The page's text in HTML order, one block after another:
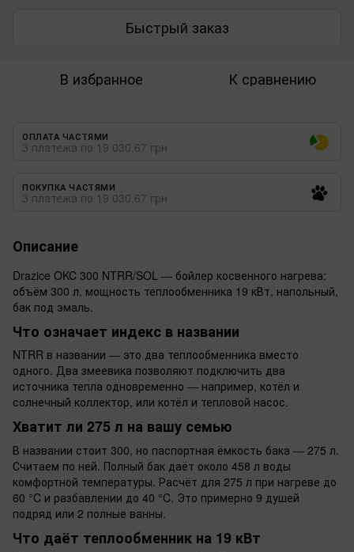
Быстрый заказ
В избранное К сравнению
ОПЛАТА ЧАСТЯМИ
3 платежа по 19 030.67 грн
ПОКУПКА ЧАСТЯМИ
3 платежа по 19 030.67 грн
Описание
Drazice OKC 300 NTRR/SOL — бойлер косвенного нагрева:
объём 300 л, мощность теплообменника 19 кВт, напольный,
бак под эмаль.
Что означает индекс в названии
NTRR в названии — это два теплообменника вместо
одного. Два змеевика позволяют подключить два
источника тепла одновременно — например, котёл и
солнечный коллектор, или котёл и тепловой насос.
Хватит ли 275 л на вашу семью
В названии стоит 300, но паспортная ёмкость бака — 275 л.
Считаем по ней. Полный бак даёт около 458 л воды
комфортной температуры. Расчёт для 275 л при нагреве до
60 °C и разбавлении до 40 °C. Это примерно 9 душей
подряд или 2 полные ванны.
Что даёт теплообменник на 19 кВт